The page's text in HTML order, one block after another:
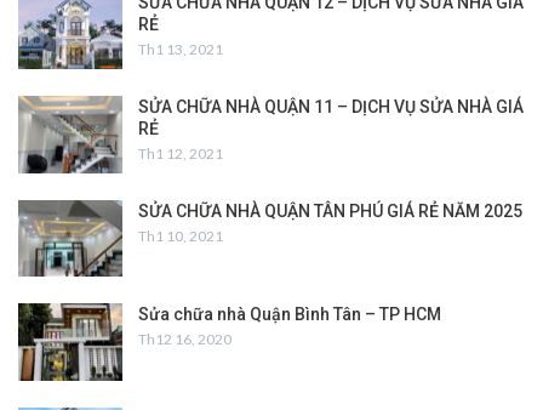
RẺ
Th1 13, 2021
SỬA CHỮA NHÀ QUẬN 11 – DỊCH VỤ SỬA NHÀ GIÁ
RẺ
Th1 12, 2021
SỬA CHỮA NHÀ QUẬN TÂN PHÚ GIÁ RẺ NĂM 2025
Th1 10, 2021
Sửa chữa nhà Quận Bình Tân – TP HCM
Th12 16, 2020